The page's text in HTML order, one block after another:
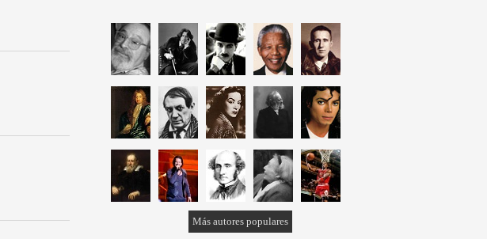
Más autores populares